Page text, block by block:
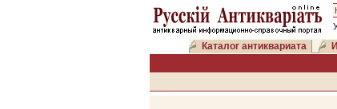
Каталог антиквариата